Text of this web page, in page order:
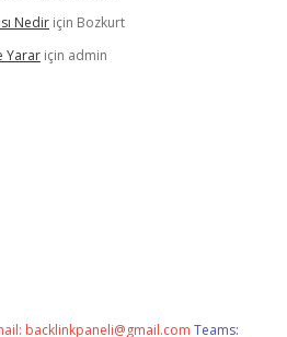
Nedir için Bozkurt
Yarar için admin
backlinkpaneli@gmail.com Teams: